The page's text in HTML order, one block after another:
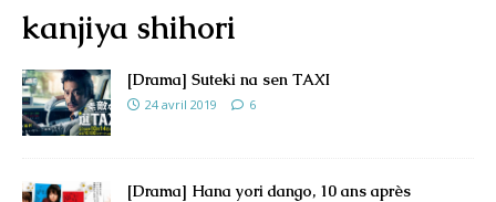
kanjiya shihori
[Drama] Suteki na sen TAXI
24 avril 2019 6
[Drama] Hana yori dango, 10 ans après